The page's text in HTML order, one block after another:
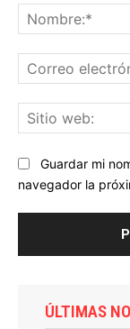
Guardar mi
navegador la
ÚLTIMAS